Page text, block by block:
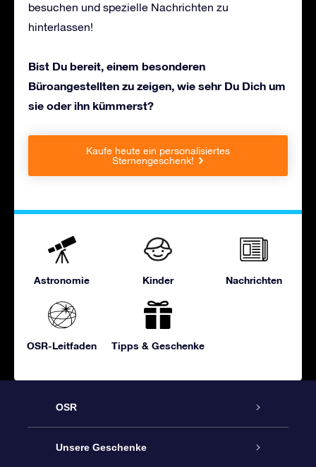
besuchen und spezielle Nachrichten zu
hinterlassen!
Bist Du bereit, einem besonderen
Büroangestellten zu zeigen, wie sehr Du Dich um
sie oder ihn kümmerst?
Kaufe heute ein personalisiertes
Sternengeschenk!
Astronomie Kinder Nachrichten
OSR-Leitfaden Tipps & Geschenke
OSR
Service
Unsere Geschenke